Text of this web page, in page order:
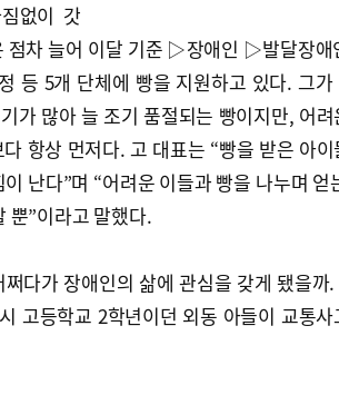
없이 갓
점차 늘어 이달 기준 ▷장애인 ▷발달장
5개 단체에 빵을 지원하고 있다. 그가
가 많아 늘 조기 품절되는 빵이지만, 어려
항상 먼저다. 고 대표는 “빵을 받은 아이
난다”며 “어려운 이들과 빵을 나누며 얻
뿐”이라고 말했다.
쩌다가 장애인의 삶에 관심을 갖게 됐을까
고등학교 2학년이던 외동 아들이 교통사